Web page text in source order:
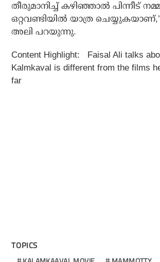
തീരുമാനിച്ച് കഴിഞ്ഞാല്‍ പിന്നീട്
ഒറ്റവണ്ടിയില്‍ യാത്ര
അലി പറയുന്നു.
Content Highlight: Faisal Ali talks
Kalmkaval is different from the films
far
TOPICS